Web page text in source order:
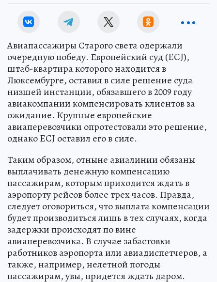
Авиапассажиры Старого света одержали
очередную победу. Европейский суд (ECJ),
штаб-квартира которого находится в
Люксембурге, оставил в силе решение суда
низшей инстанции, обязавшего в 2009 году
авиакомпании компенсировать клиентов за
ожидание. Крупные европейские
авиаперевозчики опротестовали это решение,
однако ECJ оставил его в силе.
Таким образом, отныне авиалинии обязаны
выплачивать денежную компенсацию
пассажирам, которым приходится ждать в
аэропорту рейсов более трех часов. Правда,
следует оговориться, что выплата компенсации
будет производиться лишь в тех случаях, когда
задержки происходят по вине
авиаперевозчика. В случае забастовки
работников аэропорта или авиадиспетчеров, а
также, например, нелетной погоды
пассажирам, увы, придется ждать даром.